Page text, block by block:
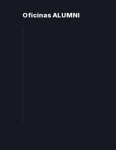
Oficinas ALUMNI